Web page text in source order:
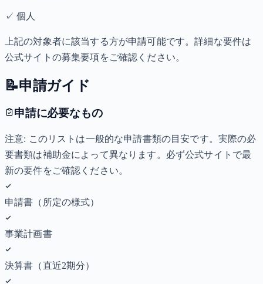
✓個人
上記の対象者に該当する方が申請可能です。詳細な要件は
公式サイトの募集要項をご確認ください。
📝申請ガイド
申請に必要なもの
注意: このリストは一般的な申請書類の目安です。実際の必
要書類は補助金によって異なります。必ず公式サイトで最
新の要件をご確認ください。
申請書（所定の様式）
事業計画書
決算書（直近2期分）